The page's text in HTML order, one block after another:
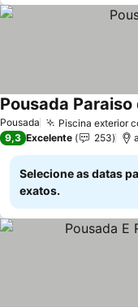
Pousada Piscina exterior
Pousada Paraiso
9,3 Excelente 253
Selecione as datas
exatos.